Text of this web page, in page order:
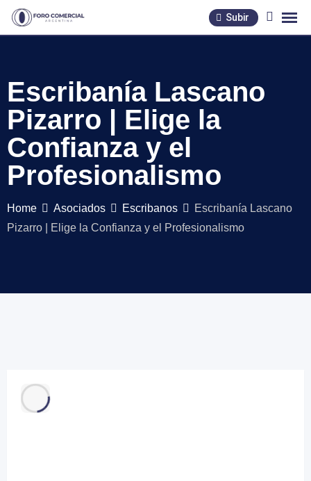
Skip
Subir
Escribanía Lascano
Pizarro | Elige la
Confianza y el
Profesionalismo
Home Asociados Escribanos
Escribanía Lascano
Pizarro | Elige la Confianza y el Profesionalismo